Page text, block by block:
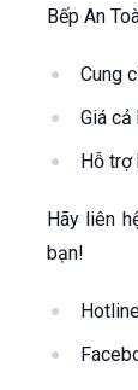
Bếp An
Cung
Giá cả
Hỗ trợ
Hãy liên
bạn!